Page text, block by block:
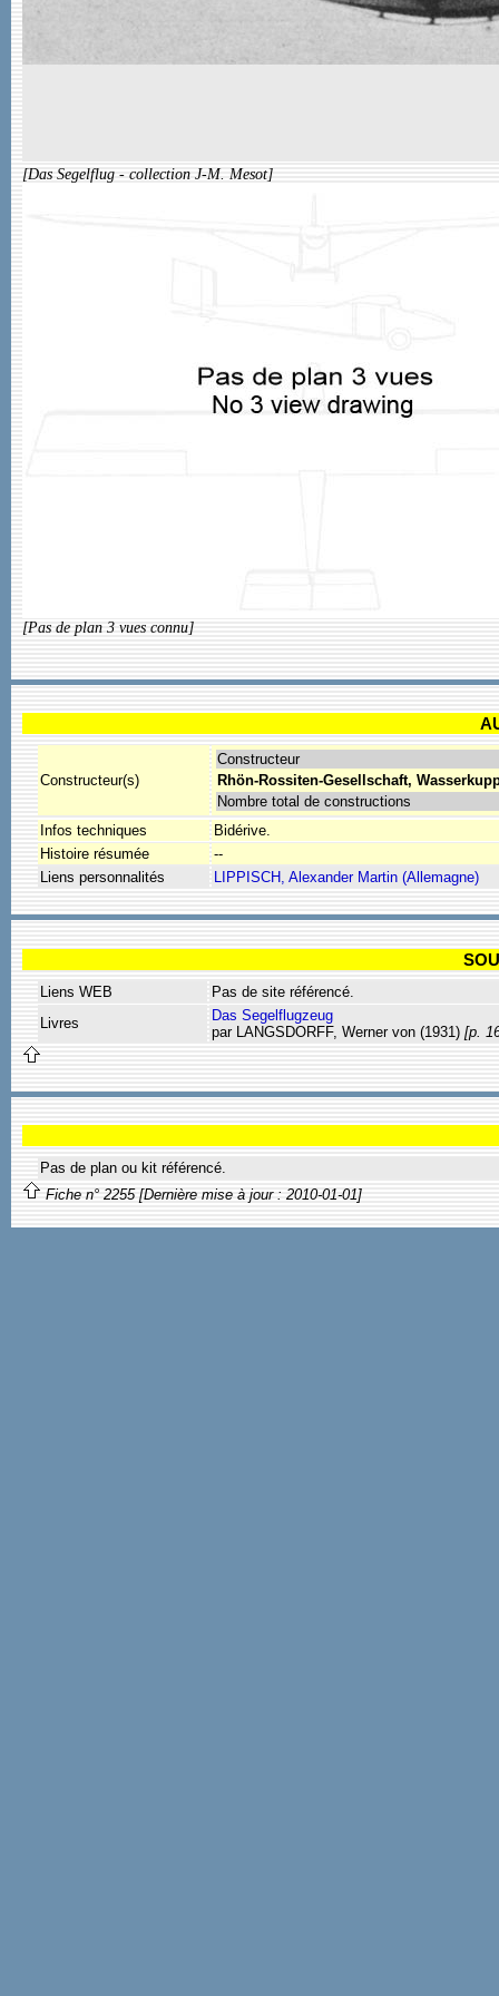
[Das Segelflug - collection J-M. Mesot]
[Pas de plan 3 vues connu]
Constructeur(s)
Constructeur
Rhön-Rossiten-Gesellschaft,
Nombre total de constructions
Infos techniques
Bidérive.
Histoire résumée
--
Liens personnalités
LIPPISCH, Alexander Martin (Allemagne)
Liens WEB
Pas de site référencé.
Livres
Das Segelflugzeug
par LANGSDORFF, Werner von (1931) [p.
Pas de plan ou kit référencé.
Fiche n° 2255 [Dernière mise à jour : 2010-01-01]